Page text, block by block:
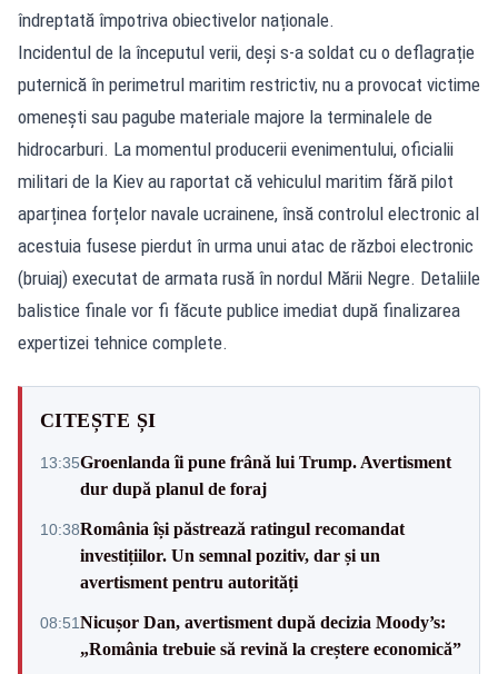
îndreptată împotriva obiectivelor naționale.
Incidentul de la începutul verii, deși s-a soldat cu o deflagrație
puternică în perimetrul maritim restrictiv, nu a provocat victime
omenești sau pagube materiale majore la terminalele de
hidrocarburi. La momentul producerii evenimentului, oficialii
militari de la Kiev au raportat că vehiculul maritim fără pilot
aparținea forțelor navale ucrainene, însă controlul electronic al
acestuia fusese pierdut în urma unui atac de război electronic
(bruiaj) executat de armata rusă în nordul Mării Negre. Detaliile
balistice finale vor fi făcute publice imediat după finalizarea
expertizei tehnice complete.
CITEȘTE ȘI
13:35Groenlanda îi pune frână lui Trump. Avertisment
dur după planul de foraj
10:38România își păstrează ratingul recomandat
investițiilor. Un semnal pozitiv, dar și un
avertisment pentru autorități
08:51Nicușor Dan, avertisment după decizia Moody’s:
„România trebuie să revină la creștere economică”